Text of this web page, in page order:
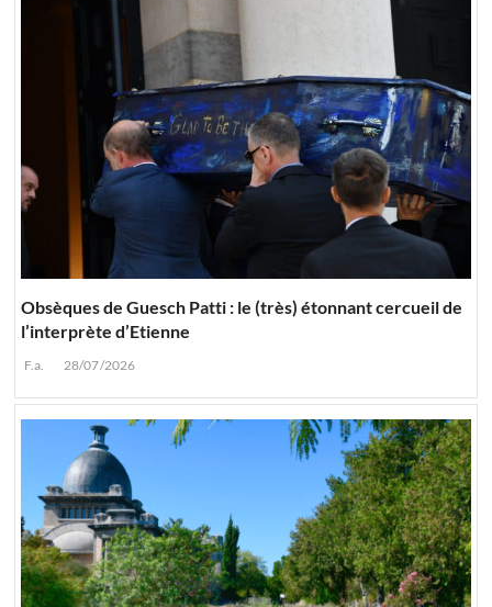
Obsèques de Guesch Patti : le (très) étonnant cercueil de
l’interprète d’Etienne
F.a. 28/07/2026